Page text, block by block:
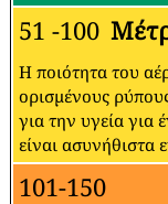
51 -100
Η ποιότητα του
ορισμένους
για την υγεία για
είναι ασυνήθιστα
101-150